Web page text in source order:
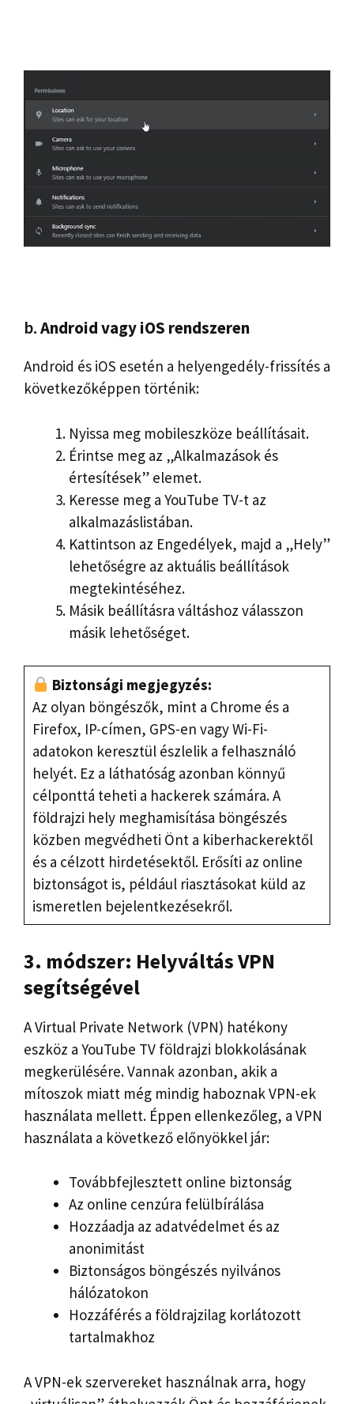
b.Android vagy iOS rendszeren
Android és iOS esetén a helyengedély-frissítés a
következőképpen történik:
Nyissa meg mobileszköze beállításait.
Érintse meg az „Alkalmazások és
értesítések” elemet.
Keresse meg a YouTube TV-t az
alkalmazáslistában.
Kattintson az Engedélyek, majd a „Hely”
lehetőségre az aktuális beállítások
megtekintéséhez.
Másik beállításra váltáshoz válasszon
másik lehetőséget.
Biztonsági megjegyzés:
Az olyan böngészők, mint a Chrome és a
Firefox, IP-címen, GPS-en vagy Wi-Fi-
adatokon keresztül észlelik a felhasználó
helyét. Ez a láthatóság azonban könnyű
célponttá teheti a hackerek számára. A
földrajzi hely meghamisítása böngészés
közben megvédheti Önt a kiberhackerektől
és a célzott hirdetésektől. Erősíti az online
biztonságot is, például riasztásokat küld az
ismeretlen bejelentkezésekről.
3. módszer: Helyváltás VPN
segítségével
A Virtual Private Network (VPN) hatékony
eszköz a YouTube TV földrajzi blokkolásának
megkerülésére. Vannak azonban, akik a
mítoszok miatt még mindig haboznak VPN-ek
használata mellett. Éppen ellenkezőleg, a VPN
használata a következő előnyökkel jár:
Továbbfejlesztett online biztonság
Az online cenzúra felülbírálása
Hozzáadja az adatvédelmet és az
anonimitást
Biztonságos böngészés nyilvános
hálózatokon
Hozzáférés a földrajzilag korlátozott
tartalmakhoz
A VPN-ek szervereket használnak arra, hogy